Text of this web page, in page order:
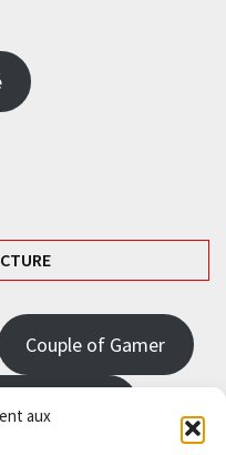
aux
Couple of Gamer
of Gaming